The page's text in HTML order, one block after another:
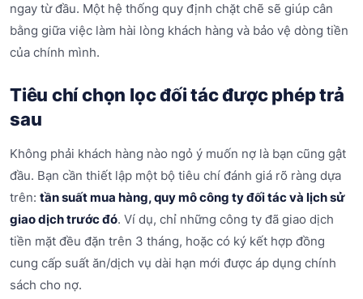
ngay từ đầu. Một hệ thống quy định chặt chẽ sẽ giúp cân
bằng giữa việc làm hài lòng khách hàng và bảo vệ dòng tiền
của chính mình.
Tiêu chí chọn lọc đối tác được phép trả
sau
Không phải khách hàng nào ngỏ ý muốn nợ là bạn cũng gật
đầu. Bạn cần thiết lập một bộ tiêu chí đánh giá rõ ràng dựa
trên: tần suất mua hàng, quy mô công ty đối tác và lịch sử
giao dịch trước đó. Ví dụ, chỉ những công ty đã giao dịch
tiền mặt đều đặn trên 3 tháng, hoặc có ký kết hợp đồng
cung cấp suất ăn/dịch vụ dài hạn mới được áp dụng chính
sách cho nợ.